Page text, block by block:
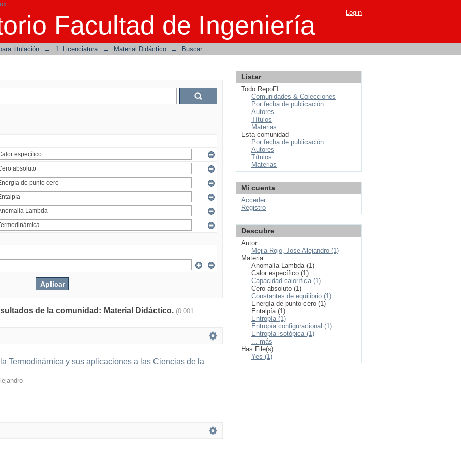
Facultad de Ingeniería Login
titulación → 1. Licenciatura → Material Didáctico → Buscar
de la comunidad: Material Didáctico. (0.001
Termodinámica y sus aplicaciones a las Ciencias de la
Listar
Todo RepoFI
Comunidades & Colecciones
Por fecha de publicación
Autores
Títulos
Materias
Esta comunidad
Por fecha de publicación
Autores
Títulos
Materias
Mi cuenta
Acceder
Registro
Descubre
Autor
Mejia Rojo, Jose Alejandro (1)
Materia
Anomalía Lambda (1)
Calor específico (1)
Capacidad calorífica (1)
Cero absoluto (1)
Constantes de equilibrio (1)
Energía de punto cero (1)
Entalpía (1)
Entropía (1)
Entropía configuracional (1)
Entropía isotópica (1)
... más
Has File(s)
Yes (1)